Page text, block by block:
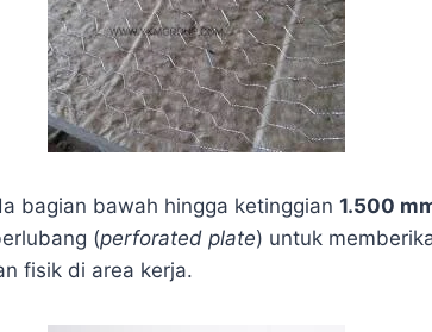
bagian bawah hingga ketinggian 1.500
(perforated plate) untuk
fisik di area kerja.